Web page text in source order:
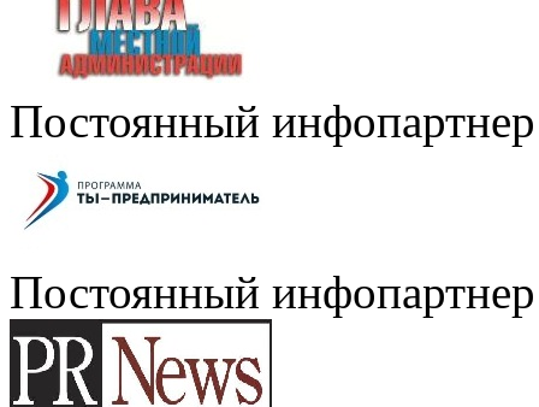
Постоянный инфопартнер
Постоянный инфопартнер